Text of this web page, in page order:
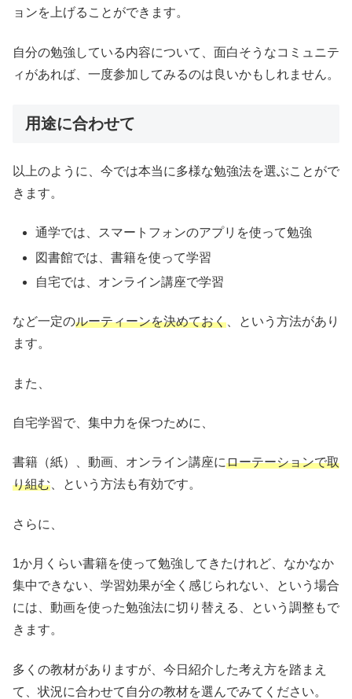
ョンを上げることができます。
自分の勉強している内容について、面白そうなコミュニテ
ィがあれば、一度参加してみるのは良いかもしれません。
用途に合わせて
以上のように、今では本当に多様な勉強法を選ぶことがで
きます。
通学では、スマートフォンのアプリを使って勉強
図書館では、書籍を使って学習
自宅では、オンライン講座で学習
など一定のルーティーンを決めておく 、という方法があり
ます。
また、
自宅学習で、集中力を保つために、
書籍（紙）、動画、オンライン講座にローテーションで取
り組む 、という方法も有効です。
さらに、
1か月くらい書籍を使って勉強してきたけれど、なかなか
集中できない、学習効果が全く感じられない、という場合
には、動画を使った勉強法に切り替える、という調整もで
きます。
多くの教材がありますが、今日紹介した考え方を踏まえ
て、状況に合わせて自分の教材を選んでみてください。